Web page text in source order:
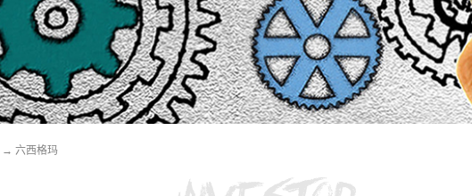
→ 六西格玛